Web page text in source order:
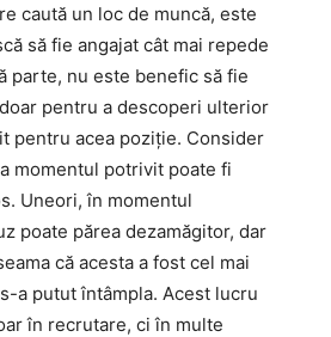
caută un loc de muncă, este
să fie angajat cât mai repede
parte, nu este benefic să fie
pentru a descoperi ulterior
pentru acea poziție. Consider
momentul potrivit poate fi
Uneori, în momentul
poate părea dezamăgitor, dar
că acesta a fost cel mai
a putut întâmpla. Acest lucru
în recrutare, ci în multe